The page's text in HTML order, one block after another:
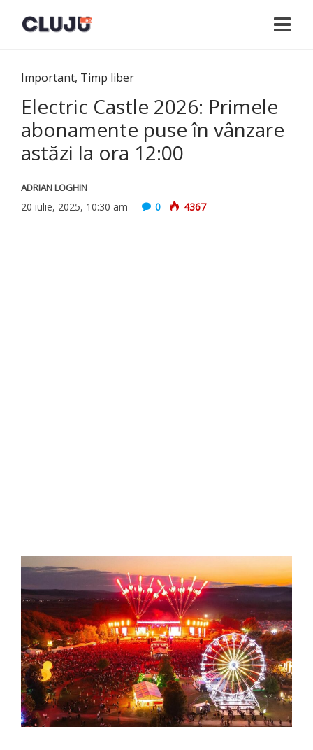
Important, Timp liber
Electric Castle 2026: Primele
abonamente puse în vânzare
astăzi la ora 12:00
ADRIAN LOGHIN
20 iulie, 2025, 10:30 am 0 4367